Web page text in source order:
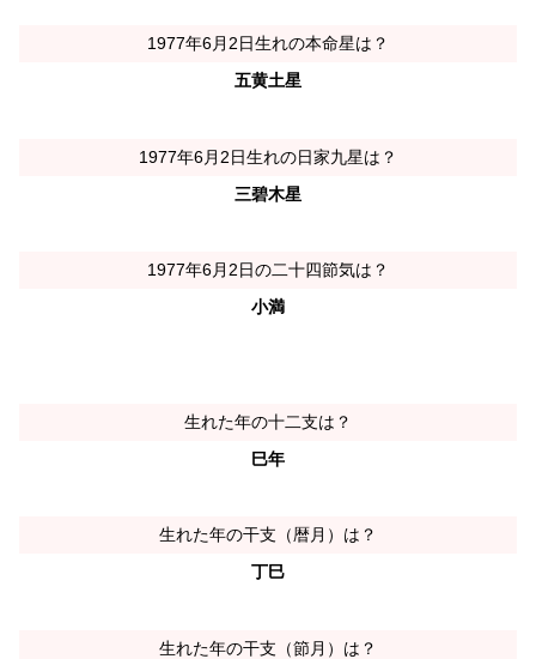
1977年6月2日生れの本命星は？
五黄土星
1977年6月2日生れの日家九星は？
三碧木星
1977年6月2日の二十四節気は？
小満
生れた年の十二支は？
巳年
生れた年の干支（暦月）は？
丁巳
生れた年の干支（節月）は？